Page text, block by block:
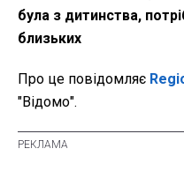
була з дитинства,
близьких
Про це повідомляє
"Відомо".